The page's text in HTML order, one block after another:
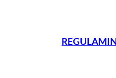
REGULAMIN